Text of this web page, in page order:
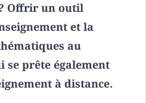
Offrir un outil
et la
au
se prête également
à distance.